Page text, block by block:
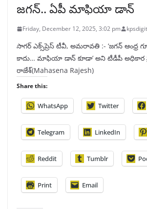
జగన్‌.. ఏపీ మాఫియా డాన్‌
Friday, December 12, 2025, 3:02 pm
సాగర్ ఎక్స్‌ప్రెస్ టీవీ, అమరావతి :- ‘జగన్‌
కాదు… మాఫియా డాన్‌ కూడా’ అని టీడీపీ అధికార
రాజేశ్‌(Mahasena Rajesh)
Share this:
WhatsApp Twitter
Telegram LinkedIn
Reddit Tumblr
Print Email